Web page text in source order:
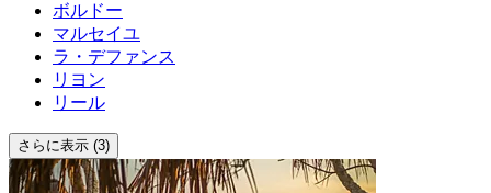
ボルドー
マルセイユ
ラ・デファンス
リヨン
リール
さらに表示 (3)